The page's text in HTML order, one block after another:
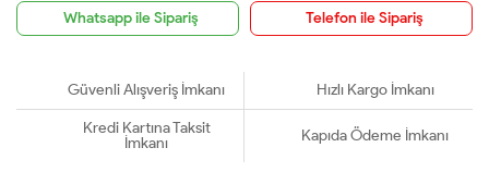
Whatsapp ile Sipariş Telefon ile Sipariş
Güvenli Alışveriş İmkanı Hızlı Kargo İmkanı
Kredi Kartına Taksit
İmkanı
Kapıda Ödeme İmkanı